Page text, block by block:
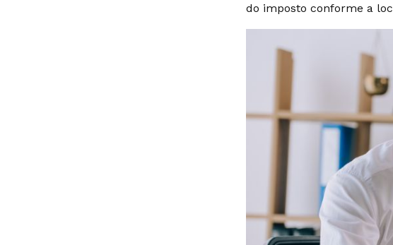
do imposto conforme a